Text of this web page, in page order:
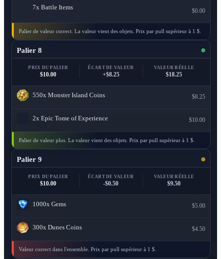
7x Battle Items
$0.00
Palier de valeur correct. La valeur vient des objets. Prix par pull supérieur à 1 $.
Palier 8
PRIX DU PALIER
$10.00
ÉCART DE VALEUR
+$8.25
VALEUR RÉELLE
$18.25
550x Monster Island Coins $8.25
2x Epic Tome of Experience $10.00
Palier de valeur plus. La valeur vient des objets. Prix par pull supérieur à 1 $.
Palier 9
PRIX DU PALIER
$10.00
ÉCART DE VALEUR
-$0.50
VALEUR RÉELLE
$9.50
1000x Gems $5.00
300x Dunes Coins $4.50
Valeur correct dans l'ensemble. Prix par pull supérieur à 1 $.